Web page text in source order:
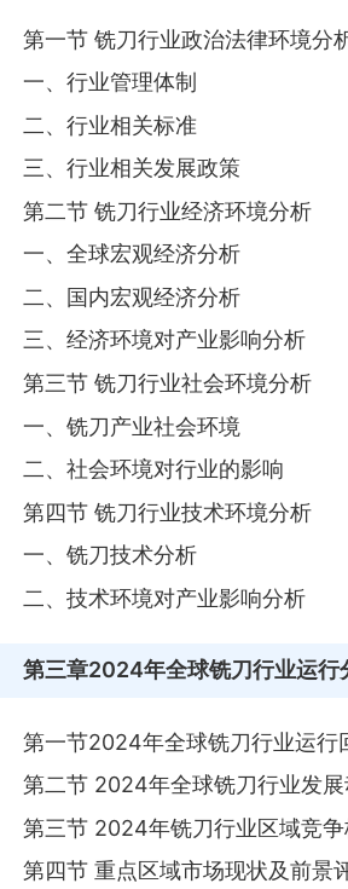
第一节 铣刀行业政治法律环境分
一、行业管理体制
二、行业相关标准
三、行业相关发展政策
第二节 铣刀行业经济环境分析
一、全球宏观经济分析
二、国内宏观经济分析
三、经济环境对产业影响分析
第三节 铣刀行业社会环境分析
一、铣刀产业社会环境
二、社会环境对行业的影响
第四节 铣刀行业技术环境分析
一、铣刀技术分析
二、技术环境对产业影响分析
第三章2024年全球铣刀行业运行
第一节2024年全球铣刀行业运行
第二节 2024年全球铣刀行业发展
第三节 2024年铣刀行业区域竞争
第四节 重点区域市场现状及前景